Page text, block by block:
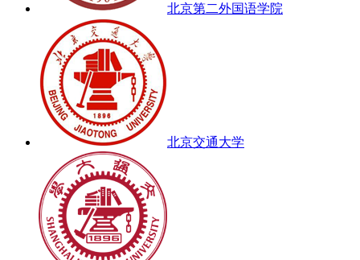
北京第二外国语学院
北京交通大学